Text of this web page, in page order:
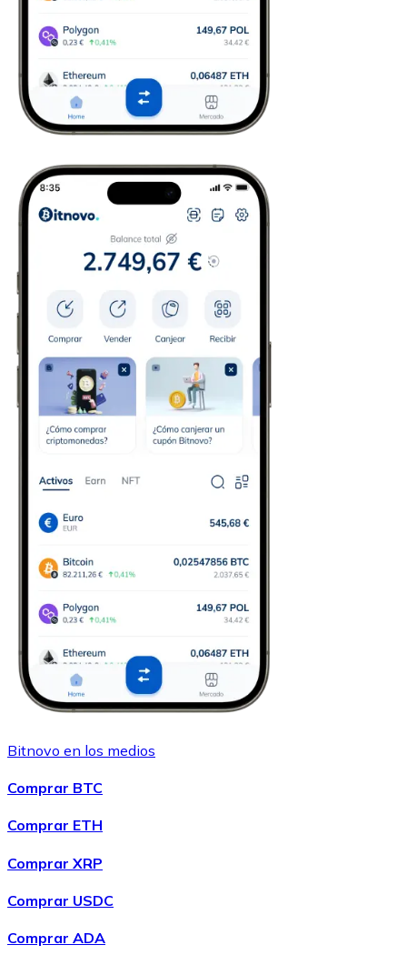
Bitnovo en los medios
Comprar BTC
Comprar ETH
Comprar XRP
Comprar USDC
Comprar ADA